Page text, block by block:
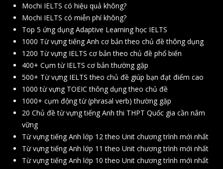
Mochi IELTS có hiệu quả không?
Mochi IELTS có miễn phí không?
Top 5 ứng dụng Adaptive Learning học IELTS
1000 Từ vựng tiếng Anh cơ bản theo chủ đề thông dụng
1200 Từ vựng IELTS cơ bản theo chủ đề phổ biến
400+ Cụm từ IELTS cơ bản thường gặp
500+ Từ vựng IELTS theo chủ đề giúp bạn đạt điểm cao
1000 từ vựng TOEIC thông dụng theo chủ đề
1000+ cụm động từ (phrasal verb) thường gặp
20 Chủ đề từ vựng tiếng Anh thi THPT Quốc gia cần nắm
vững
Từ vựng tiếng Anh lớp 12 theo Unit chương trình mới nhất
Từ vựng tiếng Anh lớp 11 theo Unit chương trình mới nhất
Từ vựng tiếng Anh lớp 10 theo Unit chương trình mới nhất